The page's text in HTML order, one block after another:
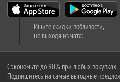
Ищите скидки поблизости,
не выходя из чата:
Сэкономьте до 90% при любых покупках
Подпишитесь на самые выгодные